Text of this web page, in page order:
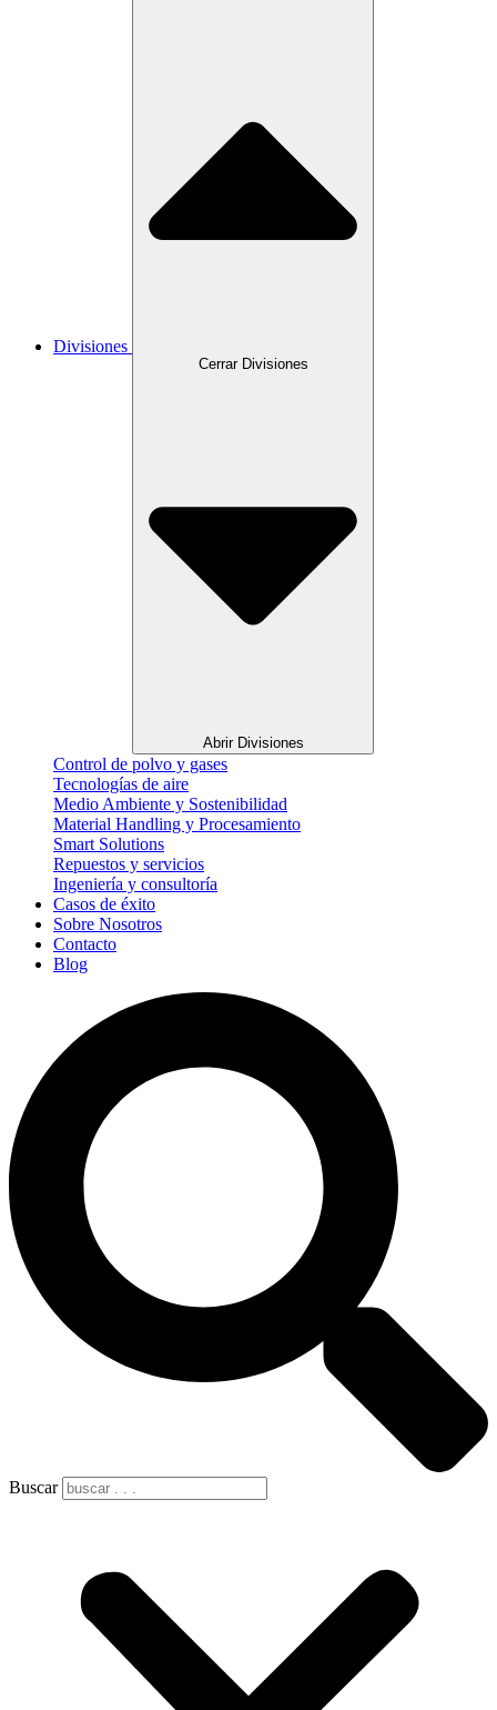
Divisiones
Cerrar Divisiones
Abrir Divisiones
Control de polvo y gases
Tecnologías de aire
Medio Ambiente y Sostenibilidad
Material Handling y Procesamiento
Smart Solutions
Repuestos y servicios
Ingeniería y consultoría
Casos de éxito
Sobre Nosotros
Contacto
Blog
Buscar